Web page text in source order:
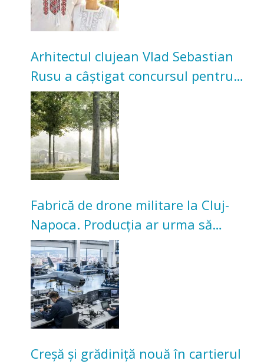
Arhitectul clujean Vlad Sebastian
Rusu a câștigat concursul pentru
transformarea Grădinii Casei
Universitarilor
Fabrică de drone militare la Cluj-
Napoca. Producția ar urma să
înceapă în toamna acestui an
Creșă și grădiniță nouă în cartierul